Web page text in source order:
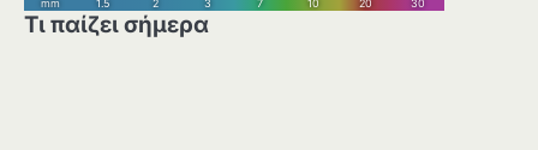
Τι παίζει σήμερα